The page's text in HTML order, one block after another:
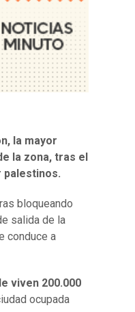
la mayor
la zona, tras el
palestinos.
bloqueando
salida de la
conduce a
viven 200.000
ocupada